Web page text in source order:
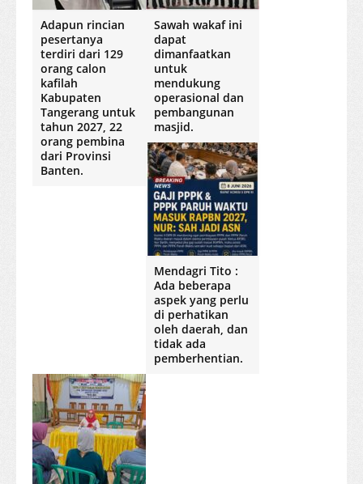
Adapun rincian
pesertanya
terdiri dari 129
orang calon
kafilah
Kabupaten
Tangerang untuk
tahun 2027, 22
orang pembina
dari Provinsi
Banten.
Sawah wakaf ini
dapat
dimanfaatkan
untuk
mendukung
operasional dan
pembangunan
masjid.
Mendagri Tito :
Ada beberapa
aspek yang perlu
di perhatikan
oleh daerah, dan
tidak ada
pemberhentian.